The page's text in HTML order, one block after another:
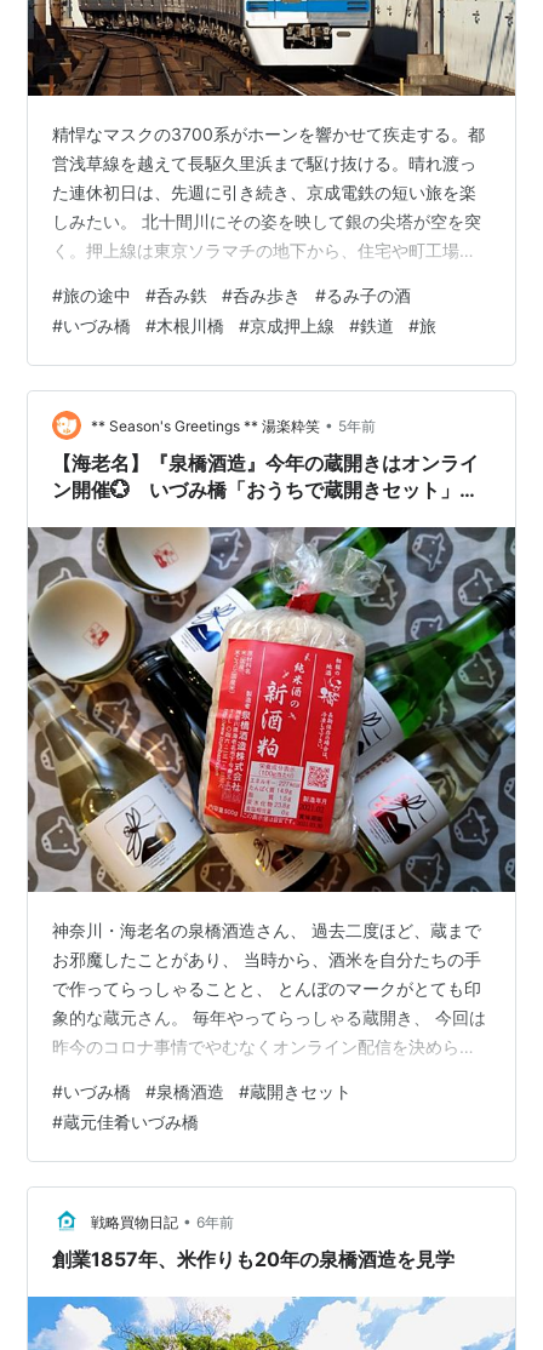
精悍なマスクの3700系がホーンを響かせて疾走する。都
営浅草線を越えて長駆久里浜まで駆け抜ける。晴れ渡っ
た連休初日は、先週に引き続き、京成電鉄の短い旅を楽
しみたい。 北十間川にその姿を映して銀の尖塔が空を突
く。押上線は東京ソラマチの地下から、住宅や町工場が
羽田空港と成田空港を結ぶルートを担う押上線、多くの
特急・快速が途中駅に止まらずに爆走する。成田空港行
きのアクセス特急を1本やり過ごして、ボクは青砥行き各
駅停車に乗り込むのだ。 ひとつ目の京成曳舟駅を越えた
あたりで擦れ違った羽田空港行きは、京浜急行の紅い
1000系電車だ。 木根川橋から 水道路…
#旅の途中 #呑み鉄 #呑み歩き #るみ子の酒
#いづみ橋 #木根川橋 #京成押上線 #鉄道 #旅
** Season's Greetings ** 湯楽粋笑 • 5年前
【海老名】『泉橋酒造』今年の蔵開きはオンライ
ン開催💮 いづみ橋「おうちで蔵開きセット」が
神奈川・海老名の泉橋酒造さん、 過去二度ほど、蔵まで
お邪魔したことがあり、 当時から、酒米を自分たちの手
で作ってらっしゃることと、 とんぼのマークがとても印
象的な蔵元さん。 毎年やってらっしゃる蔵開き、 今回は
昨今のコロナ事情でやむなくオンライン配信を決められ
ちで蔵開きセットが用意されており、 クール便送料込み
でこのお値段、そしてこの内容…！ いままで他もいろい
ろ見た中で、いちばんいいきき酒セット🍶 ・お酒はすべ
て300mlサイズ！それも5種類（うち1種は四合瓶で5千円
超するものだとか…！） ・酒粕も付いてる！ ・オリジナ
ルのお猪口付き（毎…
#いづみ橋 #泉橋酒造 #蔵開きセット
#蔵元佳肴いづみ橋
戦略買物日記 • 6年前
創業1857年、米作りも20年の泉橋酒造を見学